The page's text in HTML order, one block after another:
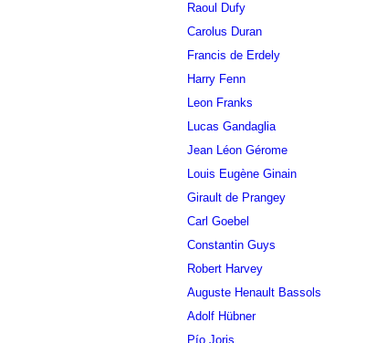
Raoul Dufy
Carolus Duran
Francis de Erdely
Harry Fenn
Leon Franks
Lucas Gandaglia
Jean Léon Gérome
Louis Eugène Ginain
Girault de Prangey
Carl Goebel
Constantin Guys
Robert Harvey
Auguste Henault Bassols
Adolf Hübner
Pío Joris